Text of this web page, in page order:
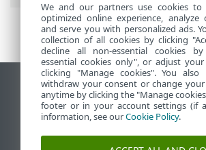
Προβολή ιστότοπου
End of Life
Γνωσιακή βάση ESET
Ομάδα συζήτησης ESET
We and our partners use cookies
optimized online experience,
and serve you with personalized ads.
collection of all cookies by clicking
decline all non-essential cookies
essential cookies only", or adjust
clicking "Manage cookies". You
withdraw your consent or change your
anytime by clicking the "Manage
footer or in your account settings (if
information, see ourCookie Policy.